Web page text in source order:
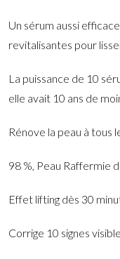
Un sérum aussi
revitalisantes pour
La puissance de 10
elle avait 10 ans de
Rénove la peau à tous
98 %, Peau Raffermie
Effet lifting dès 30
Corrige 10 signes